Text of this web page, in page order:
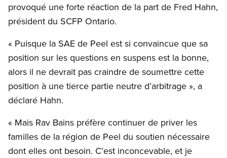
provoqué une forte réaction de la part de Fred Hahn,
président du SCFP Ontario.
« Puisque la SAE de Peel est si convaincue que sa
position sur les questions en suspens est la bonne,
alors il ne devrait pas craindre de soumettre cette
position à une tierce partie neutre d’arbitrage », a
déclaré Hahn.
« Mais Rav Bains préfère continuer de priver les
familles de la région de Peel du soutien nécessaire
dont elles ont besoin. C’est inconcevable, et je